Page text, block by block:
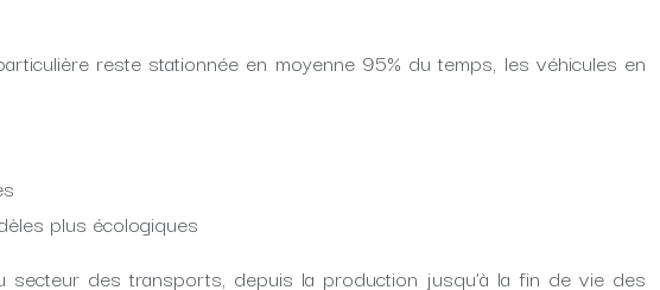
reste stationnée en moyenne 95% du temps, les véhicules en
plus écologiques
secteur des transports, depuis la production jusqu’à la fin de vie des